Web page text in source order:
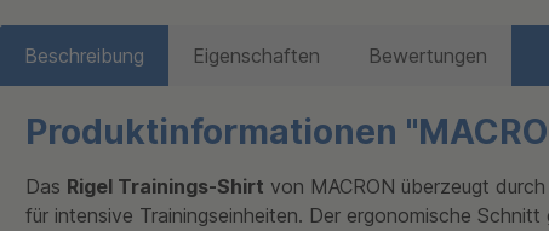
Beschreibung Eigenschaften Bewertungen
Produktinformationen
Das Rigel Trainings-Shirt von MACRON überzeugt
für intensive Trainingseinheiten. Der ergonomische